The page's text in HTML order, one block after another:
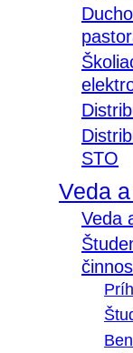
STO
Veda
Veda